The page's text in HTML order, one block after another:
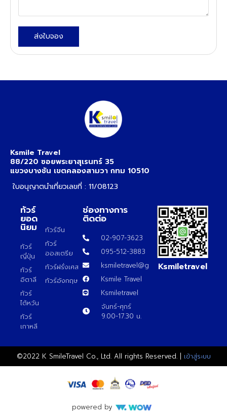
ส่งใบจอง
Ksmile Travel
88/220 ซอยพระยาสุเรนทร์ 35
แขวงบางชัน เขตคลองสามวา กทม 10510
ใบอนุญาตนำเที่ยวเลขที่ : 11/08123
ทัวร์
ยอด
นิยม
ทัวร์
ญี่ปุ่น
ทัวร์
อิตาลี
ทัวร์
ไต้หวัน
ทัวร์
เกาหลี
ทัวร์จีน
ทัวร์
ออสเตรีย
ทัวร์ฝรั่งเศส
ทัวร์อังกฤษ
ช่องทางการ
ติดต่อ
02-907-3623
095-512-3883
ksmiletravel@gmail.com
Ksmile Travel
Ksmiletravel
จันทร์-ศุกร์
9.00-17.30 น.
Ksmiletravel
©2022 K SmileTravel Co., Ltd. All rights Reserved. | เข้าสู่ระบบ
powered by